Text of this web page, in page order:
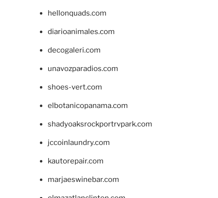
hellonquads.com
diarioanimales.com
decogaleri.com
unavozparadios.com
shoes-vert.com
elbotanicopanama.com
shadyoaksrockportrvpark.com
jccoinlaundry.com
kautorepair.com
marjaeswinebar.com